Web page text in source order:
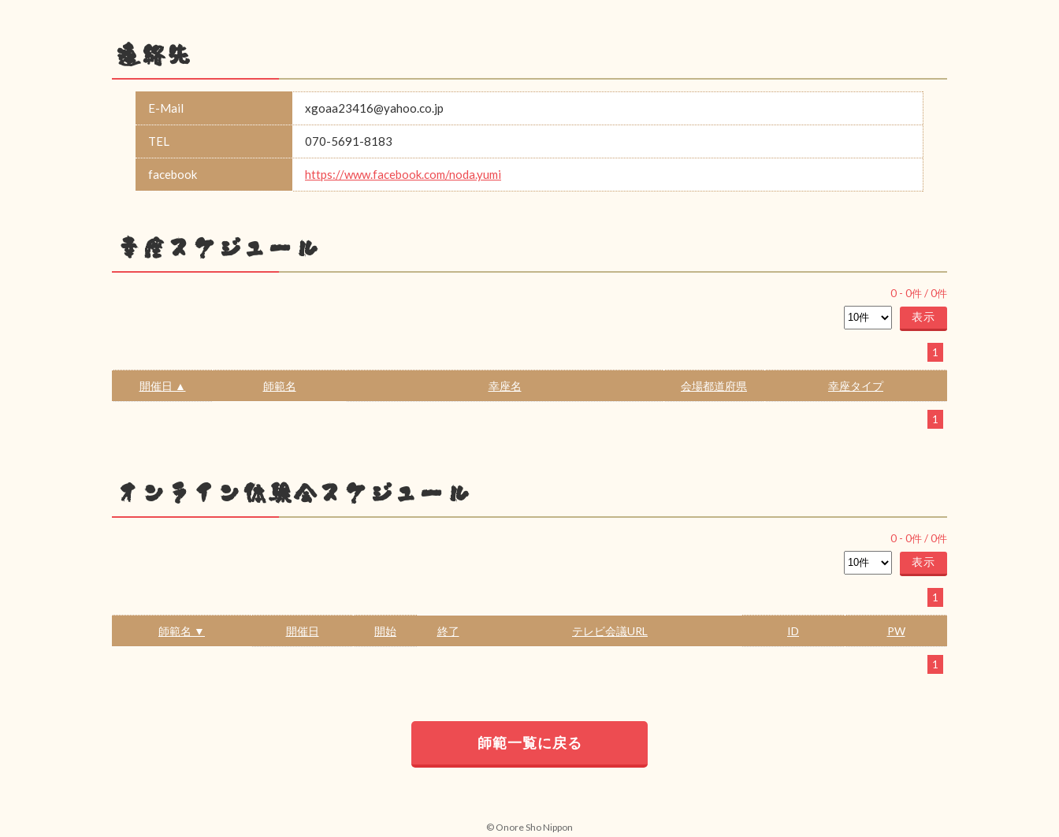
連絡先
E-Mail xgoaa23416@yahoo.co.jp
TEL 070-5691-8183
facebook https://www.facebook.com/noda.yumi
幸座スケジュール
0 - 0件 /0件
1
開催日 ▲ 師範名 幸座名 会場都道府県 幸座タイプ
1
オンライン体験会スケジュール
0 - 0件 /0件
1
師範名 ▼ 開催日 開始 終了 テレビ会議URL ID PW
1
師範一覧に戻る
© Onore Sho Nippon